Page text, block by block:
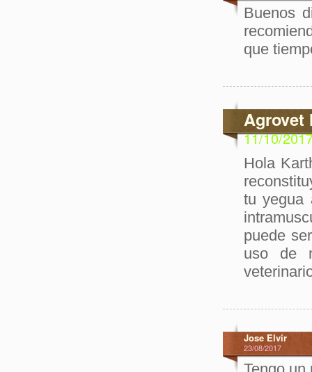
Buenos
que
Agrovet
11/10/
Hola
tu yegua
puede
uso de
Jose Elvir
23/08/2017